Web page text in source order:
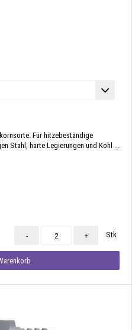
Für hitzebeständige
Stahl, harte Legierungen und Kohl ...
- + Stk